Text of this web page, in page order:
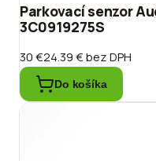
Parkovací senzor
3C0919275S
30 €24.39 €bez DPH
Do košíka